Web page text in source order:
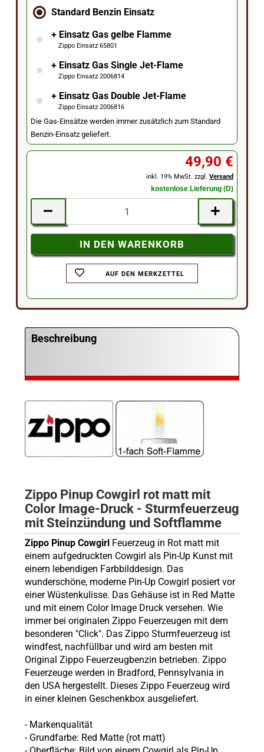
Standard Benzin Einsatz
+ Einsatz Gas gelbe Flamme
Zippo Einsatz 65801
+ Einsatz Gas Single Jet-Flame
Zippo Einsatz 2006814
+ Einsatz Gas Double Jet-Flame
Zippo Einsatz 2006816
Die Gas-Einsätze werden immer zusätzlich zum Standard
Benzin-Einsatz geliefert.
49,90 €
inkl. 19% MwSt. zzgl.Versand
kostenlose Lieferung (D)
AUF DEN MERKZETTEL
Beschreibung
Zippo Pinup Cowgirl rot matt mit
Color Image-Druck - Sturmfeuerzeug
mit Steinzündung und Softflamme
Zippo Pinup CowgirlFeuerzeug in Rot matt mit
einem aufgedruckten Cowgirl als Pin-Up Kunst mit
einem lebendigen Farbbilddesign. Das
wunderschöne, moderne Pin-Up Cowgirl posiert vor
einer Wüstenkulisse. Das Gehäuse ist in Red Matte
und mit einem Color Image Druck versehen. Wie
immer bei originalen Zippo Feuerzeugen mit dem
besonderen "Click". Das Zippo Sturmfeuerzeug ist
windfest, nachfüllbar und wird am besten mit
Original Zippo Feuerzeugbenzin betrieben. Zippo
Feuerzeuge werden in Bradford, Pennsylvania in
den USA hergestellt. Dieses Zippo Feuerzeug wird
in einer kleinen Geschenkbox ausgeliefert.
- Markenqualität
- Grundfarbe: Red Matte (rot matt)